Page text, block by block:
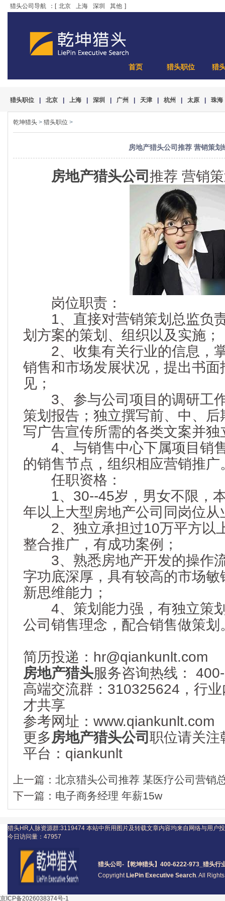
猎头公司导航 ：[ 北京 上海 深圳 其他 ]
首页 猎头职位 猎
猎头职位 北京 上海 深圳 广州 天津 杭州 太原 珠海
乾坤猎头 > 猎头职位 >
房地产猎头公司推荐 营销策划
房地产猎头公司推荐 营销
岗位职责：
1、直接对营销策划总监负
划方案的策划、组织以及实施；
2、收集有关行业的信息，
销售和市场发展状况，提出书
见；
3、参与公司项目的调研工
策划报告；独立撰写前、中、
写广告宣传所需的各类文案并独
4、与销售中心下属项目销
的销售节点，组织相应营销推广
任职资格：
1、30--45岁，男女不限，本
年以上大型房地产公司同岗位从
2、独立承担过10万平方以
整合推广，有成功案例；
3、熟悉房地产开发的操作
字功底深厚，具有较高的市场
新思维能力；
4、策划能力强，有独立策
公司销售理念，配合销售做策划
简历投递：hr@qiankunlt.com
房地产猎头服务咨询热线：
高端交流群：310325624，行
才共享
参考网址：www.qiankunlt.com
更多房地产猎头公司职位请关注
平台：qiankunlt
上一篇： 北京猎头公司推荐 某医疗公司营销
下一篇： 电子商务经理 年薪15w
猎头公司 -【乾坤猎头】400-6222-973_ 猎头行
Copyright LiePin Executive Search. All
猎头HR人脉资源群:3119474 本站中所用图片及转载文章内容均来自网络与用户
今日访问量： 47957
京ICP备2026038374号-1